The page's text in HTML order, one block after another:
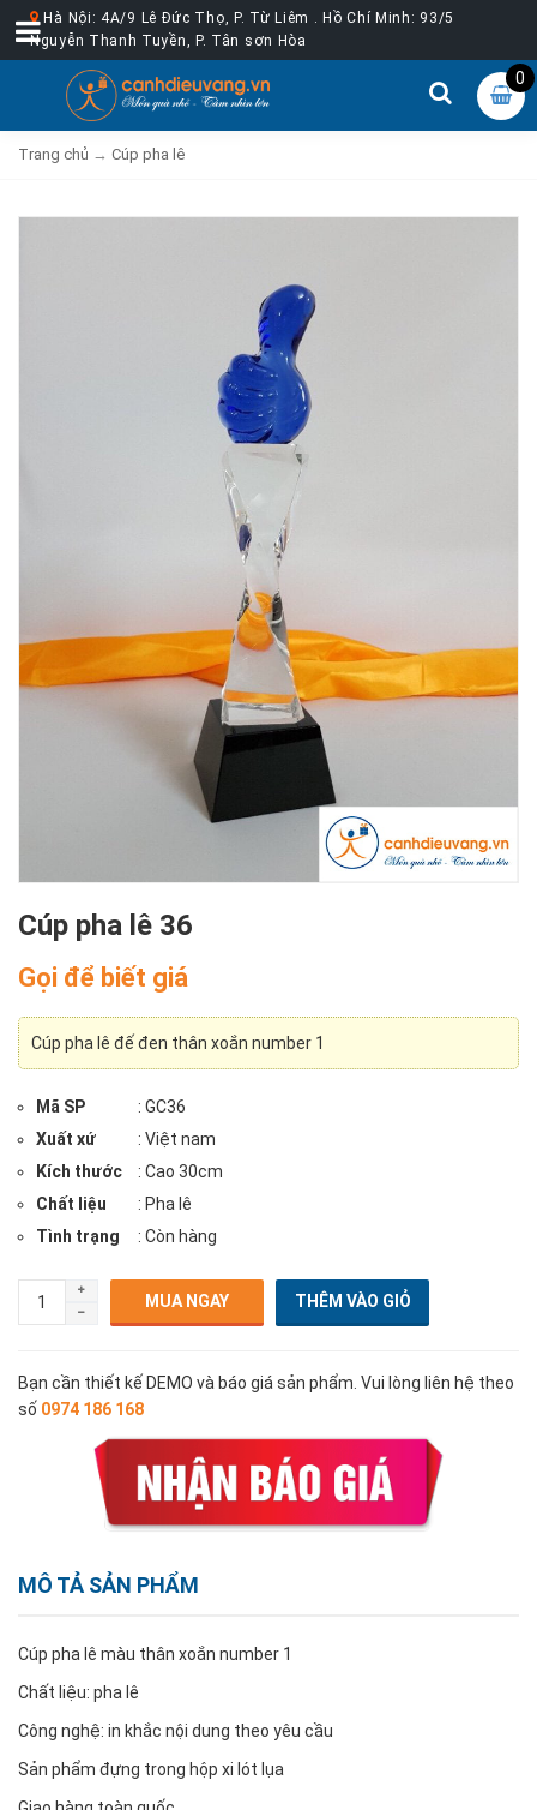
Hà Nội: 4A/9 Lê Đức Thọ, P. Từ Liêm . Hồ Chí Minh: 93/5
Nguyễn Thanh Tuyền, P. Tân sơn Hòa
0
Trang chủ → Cúp pha lê
Cúp pha lê 36
Gọi để biết giá
Cúp pha lê đế đen thân xoắn number 1
Mã SP
: GC36
Xuất xứ
: Việt nam
Kích thước
: Cao 30cm
Chất liệu
: Pha lê
Tình trạng
: Còn hàng
MUA NGAY
Bạn cần thiết kế DEMO và báo giá sản phẩm. Vui lòng liên hệ theo
số 0974 186 168
MÔ TẢ SẢN PHẨM
Cúp pha lê màu thân xoắn number 1
Chất liệu: pha lê
Công nghệ: in khắc nội dung theo yêu cầu
Sản phẩm đựng trong hộp xi lót lụa